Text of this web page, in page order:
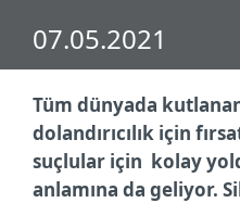
07.05.2021
Tüm dünyada
dolandırıcılık için
suçlular için kolay
anlamına da geliyor.